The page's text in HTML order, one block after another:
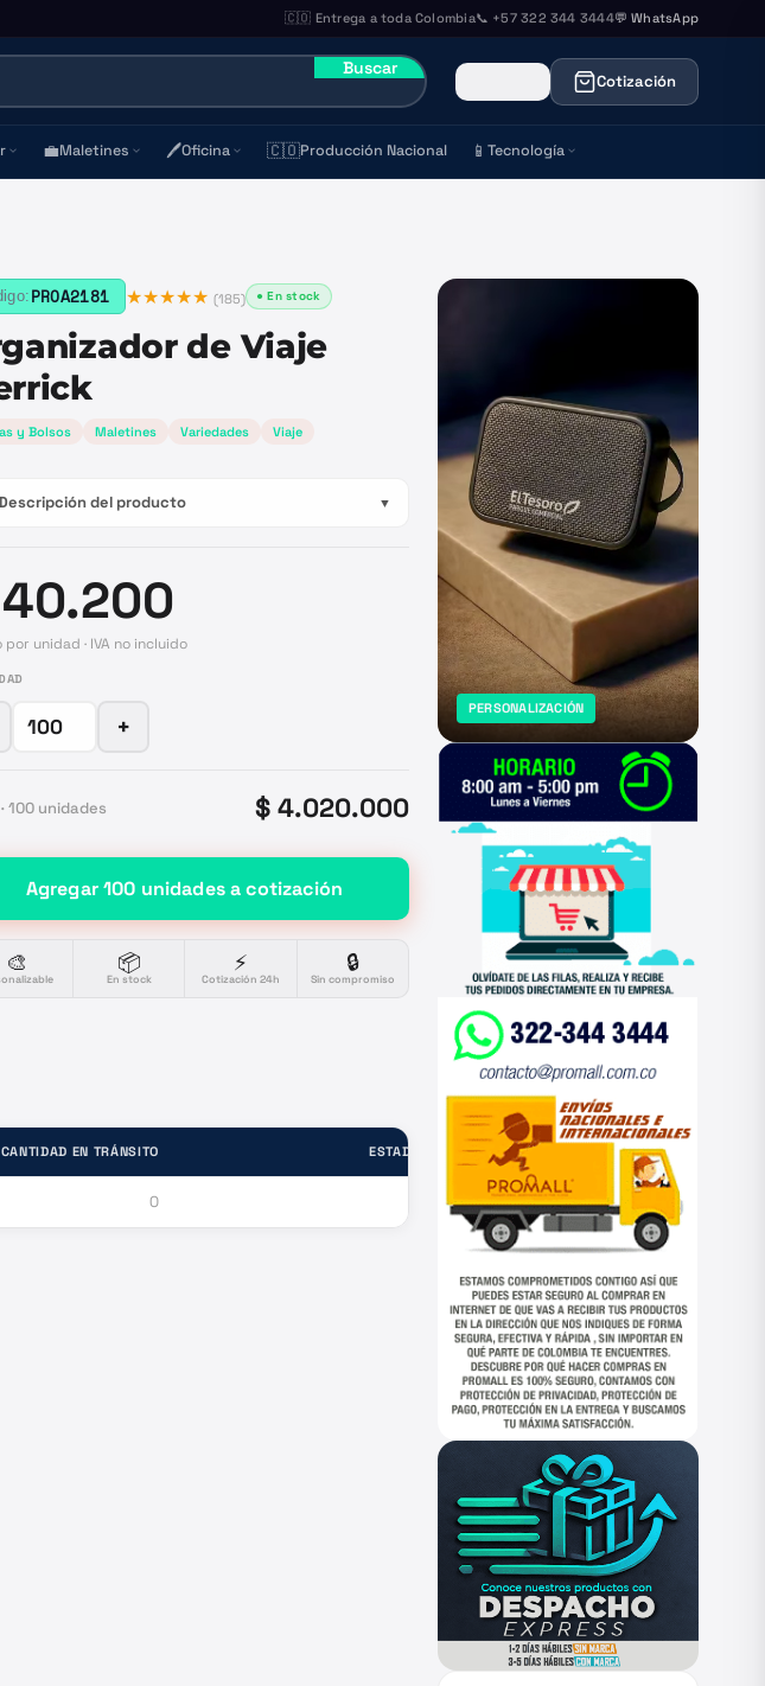
🇨🇴 Entrega a toda Colombia📞 +57 322 344 3444💬 WhatsApp
Buscar
Cotización
💼Maletines 🖊️Oficina 🇨🇴Producción Nacional 📱 Tecnología
PROA2181 ★★★★★ (185) ● En stock
de Viaje
y Bolsos Maletines Variedades Viaje
del producto ▼
por unidad · IVA no incluido
+
100 unidades $ 4.020.000
Agregar100 unidadesa cotización
🎨 📦
En stock
⚡
Cotización 24h
🔒
Sin compromiso
CANTIDAD EN TRÁNSITO ESTADO
0
PERSONALIZACIÓN